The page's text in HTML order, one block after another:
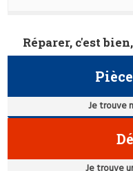
Réparer, c'est
Je trouve